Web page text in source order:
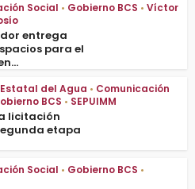
Social • Gobierno BCS • Víctor
entrega
para el
del Agua • Comunicación
BCS • SEPUIMM
licitación
etapa
Social • Gobierno BCS •